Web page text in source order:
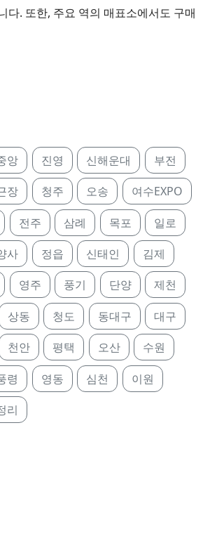
다. 또한, 주요 역의 매표소에서도 구매
앙 진영 신해운대 부전
장 청주 오송 여수EXPO
전주 삼례 목포 일로
사 정읍 신태인 김제
영주 풍기 단양 제천
상동 청도 동대구 대구
천안 평택 오산 수원
령 영동 심천 이원
리